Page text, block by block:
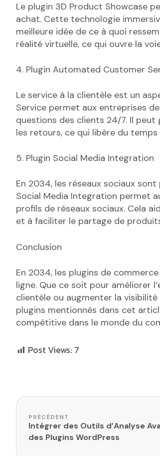
Le plugin 3D Product Showcase
achat. Cette technologie
meilleure idée de ce à quoi
réalité virtuelle, ce qui ouvre la
4. Plugin Automated Customer
Le service à la clientèle est un
Service permet aux entreprises
questions des clients 24/7. Il peut
les retours, ce qui libère du
5. Plugin Social Media Integration
En 2034, les réseaux sociaux
Social Media Integration permet
profils de réseaux sociaux. Cela
et à faciliter le partage de
Conclusion
En 2034, les plugins de
ligne. Que ce soit pour améliorer
clientèle ou augmenter la visibilité
plugins mentionnés dans cet
compétitive dans le monde du
Post Views: 7
Navigation de
PRÉCÉDENT
Intégrer des Outils d’Analyse
des Plugins WordPress